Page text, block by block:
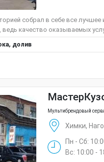
собрал в себе все
качество оказываемых
долив
Мультибрендовый
Химки,
Пн - Сб:
Вс: 10:00 -